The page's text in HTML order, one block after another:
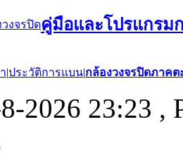
คู่มือและโปรแกรม
|ประวัติการแบน|กล้องวงจรปิดภาค
2026 23:23 ,